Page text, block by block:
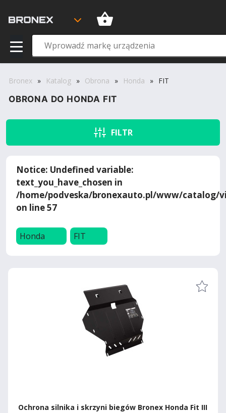
Bronex » Katalog » Obrona » Honda » FIT
OBRONA DO HONDA FIT
FILTR
Notice: Undefined variable:
text_you_have_chosen in
/home/podveska/bronexauto.pl/www/catalog/
on line57
Honda FIT
Ochrona silnika i skrzyni biegów Bronex Honda Fit III